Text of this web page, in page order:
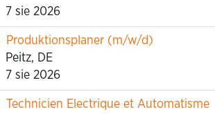
7 sie 2026
Produktionsplaner (m/w/d)
Peitz, DE
7 sie 2026
Technicien Electrique et Automatisme